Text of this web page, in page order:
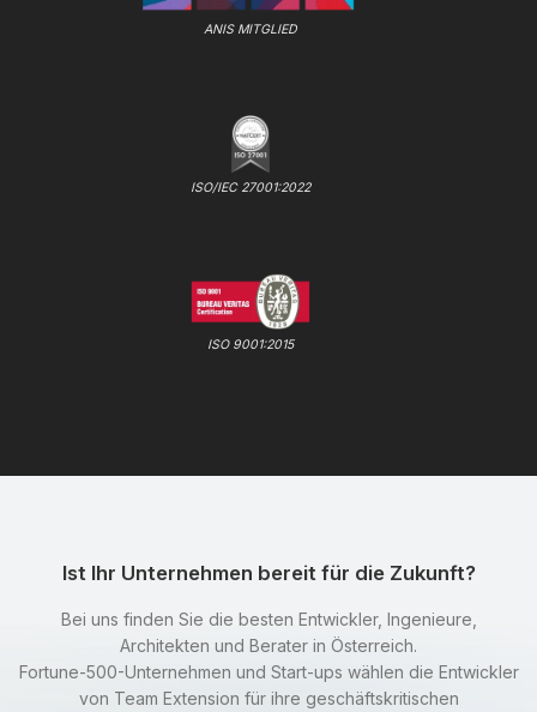
ANIS MITGLIED
ISO/IEC 27001:2022
ISO 9001:2015
Ist Ihr Unternehmen bereit für die Zukunft?
Bei uns finden Sie die besten Entwickler, Ingenieure,
Architekten und Berater in Österreich.
Fortune-500-Unternehmen und Start-ups wählen die Entwickler
von Team Extension für ihre geschäftskritischen